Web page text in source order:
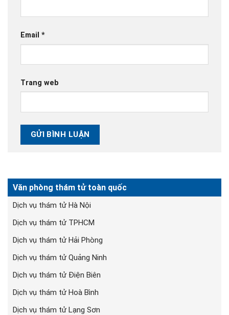
Văn phòng thám tử toàn quốc
Dịch vụ thám tử Hà Nội
Dịch vụ thám tử TPHCM
Dịch vụ thám tử Hải Phòng
Dịch vụ thám tử Quảng Ninh
Dịch vụ thám tử Điện Biên
Dịch vụ thám tử Hoà Bình
Dịch vụ thám tử Lạng Sơn
Email *
Trang web